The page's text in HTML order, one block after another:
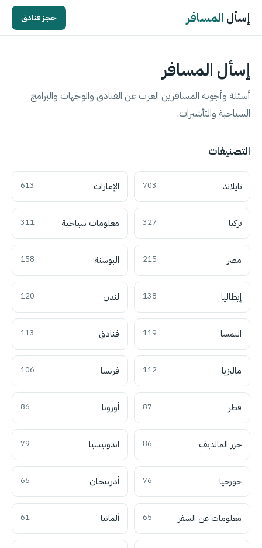
إسأل المسافر حجز فنادق
إسأل المسافر
أسئلة وأجوبة المسافرين العرب عن الفنادق والوجهات والبرامج
السياحية والتأشيرات.
التصنيفات
تايلاند 703 الإمارات 613
تركيا 327 معلومات سياحية 311
مصر 215 البوسنة 158
إيطاليا 138 لندن 120
النمسا 119 فنادق 113
ماليزيا 112 فرنسا 106
قطر 87 أوروبا 86
جزر المالديف 86 اندونيسيا 79
جورجيا 76 أذربيجان 66
معلومات عن السفر 65 ألمانيا 61